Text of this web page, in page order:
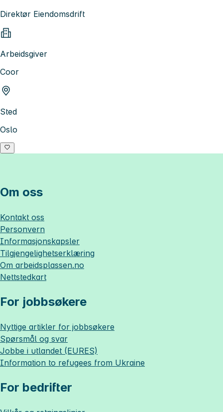
Direktør Eiendomsdrift
Arbeidsgiver
Coor
Sted
Oslo
Om oss
Kontakt oss
Personvern
Informasjonskapsler
Tilgjengelighetserklæring
Om arbeidsplassen.no
Nettstedkart
For jobbsøkere
Nyttige artikler for jobbsøkere
Spørsmål og svar
Jobbe i utlandet (EURES)
Information to refugees from Ukraine
For bedrifter